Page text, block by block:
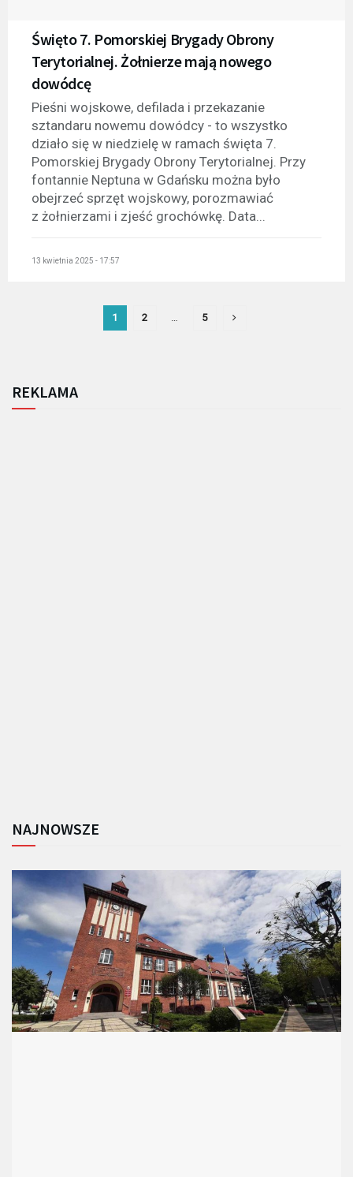
Święto 7. Pomorskiej Brygady Obrony
Terytorialnej. Żołnierze mają nowego
dowódcę
Pieśni wojskowe, defilada i przekazanie
sztandaru nowemu dowódcy - to wszystko
działo się w niedzielę w ramach święta 7.
Pomorskiej Brygady Obrony Terytorialnej. Przy
fontannie Neptuna w Gdańsku można było
obejrzeć sprzęt wojskowy, porozmawiać
z żołnierzami i zjeść grochówkę. Data...
13 kwietnia 2025 - 17:57
1 2 … 5
REKLAMA
NAJNOWSZE